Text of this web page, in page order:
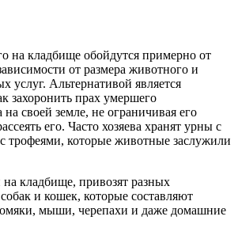
на кладбище обойдутся примерно от
от размера животного и
услуг. Альтернативой является
захоронить прах умершего
на своей земле, не ограничивая его
его. Часто хозяева хранят урны с
трофеями, которые животные заслужили
кладбище, привозят разных
и кошек, которые составляют
мыши, черепахи и даже домашние